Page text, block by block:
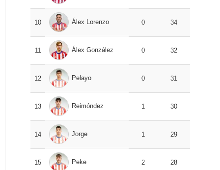
10 Álex Lorenzo 0 34
11 Álex González 0 32
12 Pelayo 0 31
13 Reimóndez 1 30
14 Jorge 1 29
15 Peke 2 28